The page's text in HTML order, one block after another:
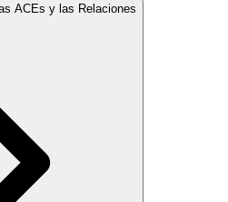
ACEs y las Relaciones